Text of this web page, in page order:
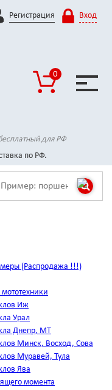
Регистрация Вход
0
для РФ
по РФ.
(Распродажа !!!)
Иж
Урал
Днепр, МТ
Минск, Восход, Сова
Муравей, Тула
Ява
момента